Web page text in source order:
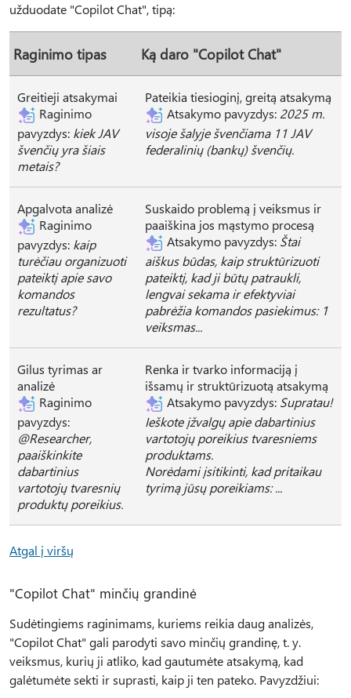
užduodate "Copilot Chat", tipą:
Raginimo tipas Ką daro "Copilot Chat"
Greitieji atsakymai
Raginimo
pavyzdys: kiek JAV
švenčių yra šiais
metais?
Pateikia tiesioginį, greitą atsakymą
Atsakymo pavyzdys: 2025 m.
visoje šalyje švenčiama 11 JAV
federalinių (bankų) švenčių.
Apgalvota analizė
Raginimo
pavyzdys: kaip
turėčiau organizuoti
pateiktį apie savo
komandos
rezultatus?
Suskaido problemą į veiksmus ir
paaiškina jos mąstymo procesą
Atsakymo pavyzdys: Štai
aiškus būdas, kaip struktūrizuoti
pateiktį, kad ji būtų patraukli,
lengvai sekama ir efektyviai
pabrėžia komandos pasiekimus: 1
veiksmas...
Gilus tyrimas ar
analizė
Raginimo
pavyzdys:
@Researcher,
paaiškinkite
dabartinius
vartotojų tvaresnių
produktų poreikius.
Renka ir tvarko informaciją į
išsamų ir struktūrizuotą atsakymą
Atsakymo pavyzdys: Supratau!
Ieškote įžvalgų apie dabartinius
vartotojų poreikius tvaresniems
produktams.
Norėdami įsitikinti, kad pritaikau
tyrimą jūsų poreikiams: ...
Atgal į viršų
"Copilot Chat" minčių grandinė
Sudėtingiems raginimams, kuriems reikia daug analizės,
"Copilot Chat" gali parodyti savo minčių grandinę, t. y.
veiksmus, kurių ji atliko, kad gautumėte atsakymą, kad
galėtumėte sekti ir suprasti, kaip ji ten pateko. Pavyzdžiui: